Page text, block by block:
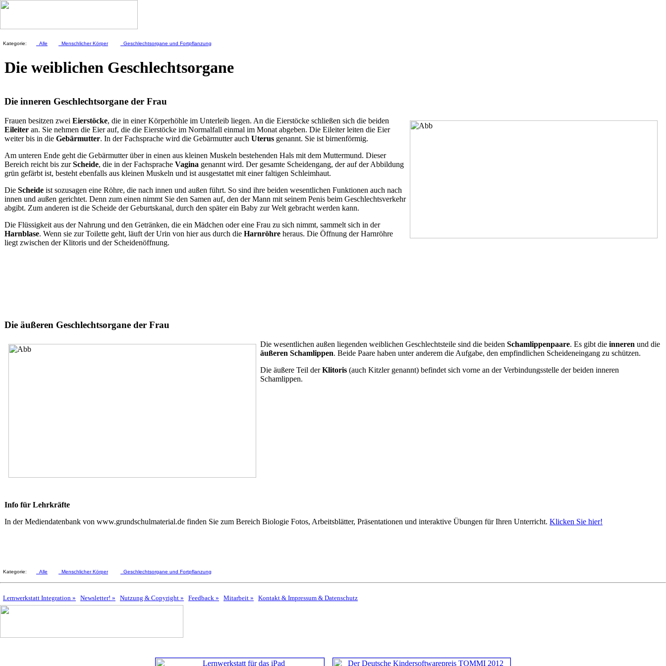
Kategorie: Alle Menschlicher Körper Geschlechtsorgane und Fortpflanzung
Die weiblichen Geschlechtsorgane
Die inneren Geschlechtsorgane der Frau
Frauen besitzen zwei Eierstöcke, die in einer Körperhöhle im Unterleib liegen. An die Eierstöcke schließen sich die beiden
Eileiter an. Sie nehmen die Eier auf, die die Eierstöcke im Normalfall einmal im Monat abgeben. Die Eileiter leiten die Eier
weiter bis in die Gebärmutter. In der Fachsprache wird die Gebärmutter auch Uterus genannt. Sie ist birnenförmig.
Am unteren Ende geht die Gebärmutter über in einen aus kleinen Muskeln bestehenden Hals mit dem Muttermund. Dieser
Bereich reicht bis zurScheide, die in der Fachsprache Vagina genannt wird. Der gesamte Scheidengang, der auf der Abbildung
grün gefärbt ist, besteht ebenfalls aus kleinen Muskeln und ist ausgestattet mit einer faltigen Schleimhaut.
Die Scheide ist sozusagen eine Röhre, die nach innen und außen führt. So sind ihre beiden wesentlichen Funktionen auch nach
innen und außen gerichtet. Denn zum einen nimmt Sie den Samen auf, den der Mann mit seinem Penis beim Geschlechtsverkehr
abgibt. Zum anderen ist die Scheide der Geburtskanal, durch den später ein Baby zur Welt gebracht werden kann.
Die Flüssigkeit aus der Nahrung und den Getränken, die ein Mädchen oder eine Frau zu sich nimmt, sammelt sich in der
Harnblase. Wenn sie zur Toilette geht, läuft der Urin von hier aus durch die Harnröhre heraus. Die Öffnung der Harnröhre
liegt zwischen der Klitoris und der Scheidenöffnung.
Die äußeren Geschlechtsorgane der Frau
Die wesentlichen außen liegenden weiblichen Geschlechtsteile sind die beiden Schamlippenpaare. Es gibt die inneren und die
äußeren Schamlippen. Beide Paare haben unter anderem die Aufgabe, den empfindlichen Scheideneingang zu schützen.
Die äußere Teil derKlitoris (auch Kitzler genannt) befindet sich vorne an der Verbindungsstelle der beiden inneren
Schamlippen.
Info für Lehrkräfte
In der Mediendatenbank von www.grundschulmaterial.de finden Sie zum Bereich Biologie Fotos, Arbeitsblätter, Präsentationen und interaktive Übungen für Ihren Unterricht. Klicken Sie hier!
Kategorie: Alle Menschlicher Körper Geschlechtsorgane und Fortpflanzung
Lernwerkstatt Integration » Newsletter! » Nutzung & Copyright » Feedback » Mitarbeit » Kontakt & Impressum & Datenschutz